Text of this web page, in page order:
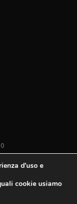
d'uso e
cookie usiamo